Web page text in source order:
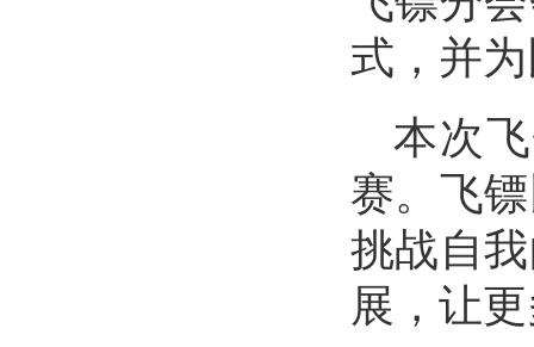
式，并
本次
赛。飞
挑战自
展，让